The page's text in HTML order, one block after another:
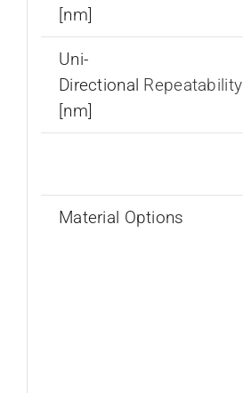
[nm]
Uni-
Directional Repeatability
[nm]
Material Options